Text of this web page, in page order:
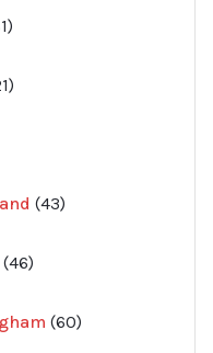
produkter
produkter
43
produkter
46
produkter
60
produkter